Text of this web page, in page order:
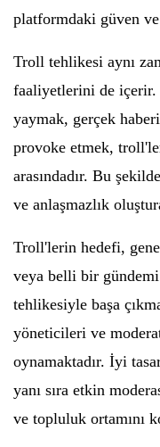
platformdaki güven ve
Troll tehlikesi aynı
faaliyetlerini de
yaymak, gerçek
provoke etmek,
arasındadır. Bu
ve anlaşmazlık
Troll'lerin hedefi,
veya belli bir
tehlikesiyle başa
yöneticileri ve
oynamaktadır. İyi
yanı sıra etkin
ve topluluk ortamını